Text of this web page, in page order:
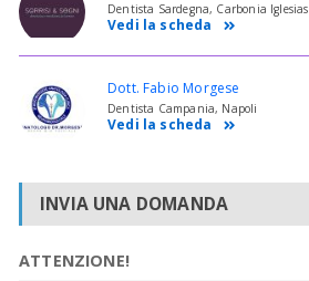
Dentista Sardegna, Carbonia Iglesias
Vedi la scheda
Dott. Fabio Morgese
Dentista Campania, Napoli
Vedi la scheda
INVIA UNA DOMANDA
ATTENZIONE!